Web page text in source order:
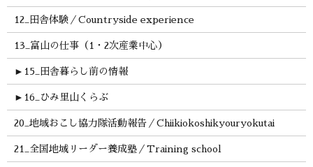
12_田舎体験／Countryside experience
13_富山の仕事（1・2次産業中心）
► 15_田舎暮らし前の情報
► 16_ひみ里山くらぶ
20_地域おこし協力隊活動報告／Chiikiokoshikyouryokutai
21_全国地域リーダー養成塾／Training school